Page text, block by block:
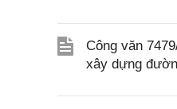
Công văn
xây dựng